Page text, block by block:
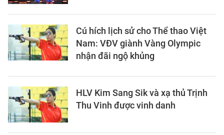
Cú hích lịch sử cho Thể thao Việt
Nam: VĐV giành Vàng Olympic
nhận đãi ngộ khủng
HLV Kim Sang Sik và xạ thủ Trịnh
Thu Vinh được vinh danh